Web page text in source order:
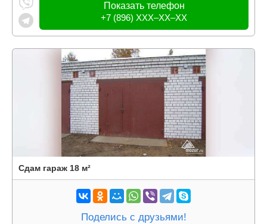
Показать телефон
+7 (896) XXX–XX–XX
Сдам гараж 18 м²
Поделись с друзьями!